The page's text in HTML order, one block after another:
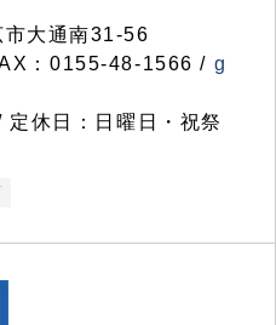
大通南31-56
：0155-48-1566 / g
休日：日曜日・祝祭